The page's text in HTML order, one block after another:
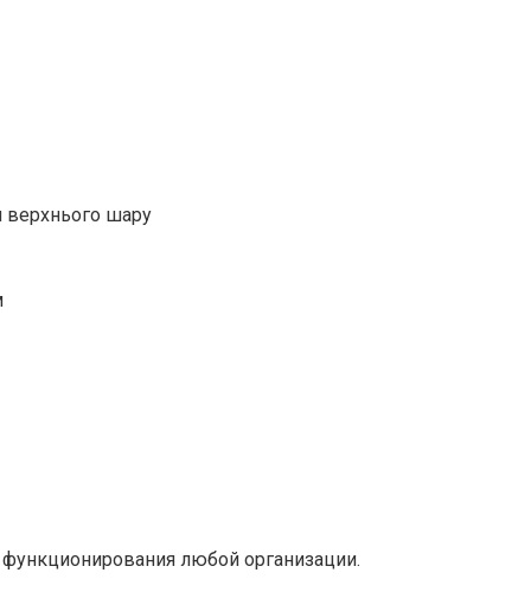
верхнього шару
любой организации.